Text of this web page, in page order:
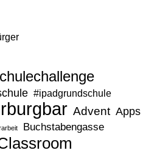
#ipadgrundschule
Advent Apps
Buchstabengasse